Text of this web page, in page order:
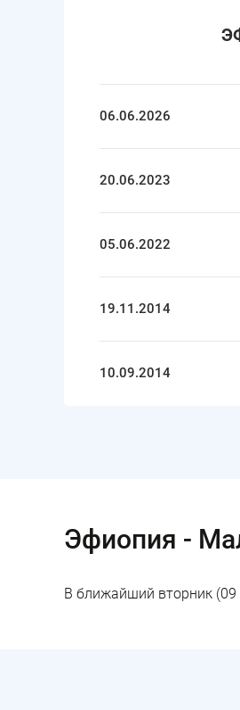
06.06.2026
20.06.2023
05.06.2022
19.11.2014
10.09.2014
Эфиопия -
В ближайший вторник